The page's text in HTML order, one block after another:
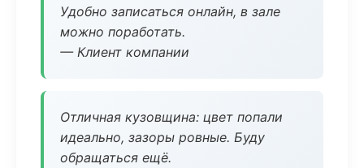
Удобно записаться онлайн, в зале
можно поработать.
— Клиент компании
Отличная кузовщина: цвет попали
идеально, зазоры ровные. Буду
обращаться ещё.